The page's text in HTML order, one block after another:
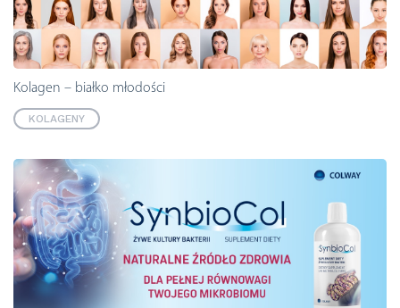
Kolagen – białko młodości
KOLAGENY